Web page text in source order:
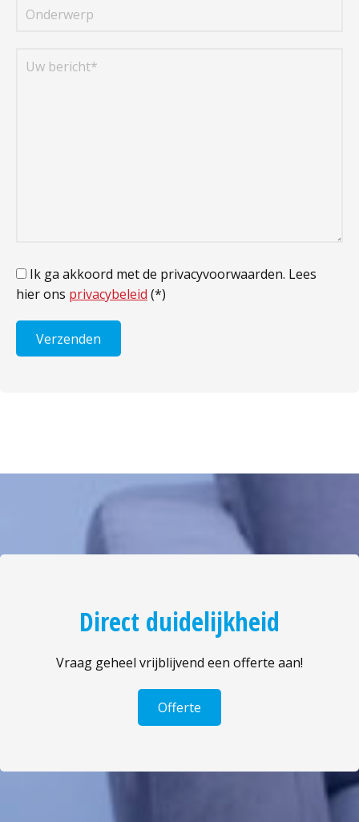
Ik ga akkoord met de privacyvoorwaarden. Lees
hier ons privacybeleid (*)
Direct duidelijkheid
Vraag geheel vrijblijvend een offerte aan!
Offerte